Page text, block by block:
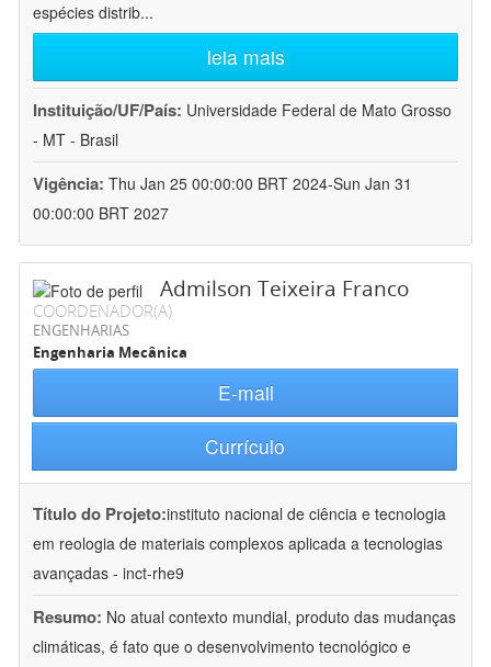
espécies distrib...
leia mais
Instituição/UF/País: Universidade Federal de Mato Grosso
- MT - Brasil
Vigência: Thu Jan 25 00:00:00 BRT 2024-Sun Jan 31
00:00:00 BRT 2027
Admilson Teixeira Franco
COORDENADOR(A)
ENGENHARIAS
Engenharia Mecânica
E-mail
Currículo
Título do Projeto:instituto nacional de ciência e tecnologia
em reologia de materiais complexos aplicada a tecnologias
avançadas - inct-rhe9
Resumo: No atual contexto mundial, produto das mudanças
climáticas, é fato que o desenvolvimento tecnológico e